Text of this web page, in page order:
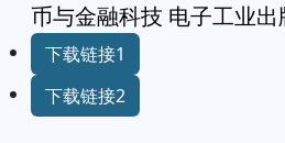
币与金融科技 电子工业出
下载链接1
下载链接2